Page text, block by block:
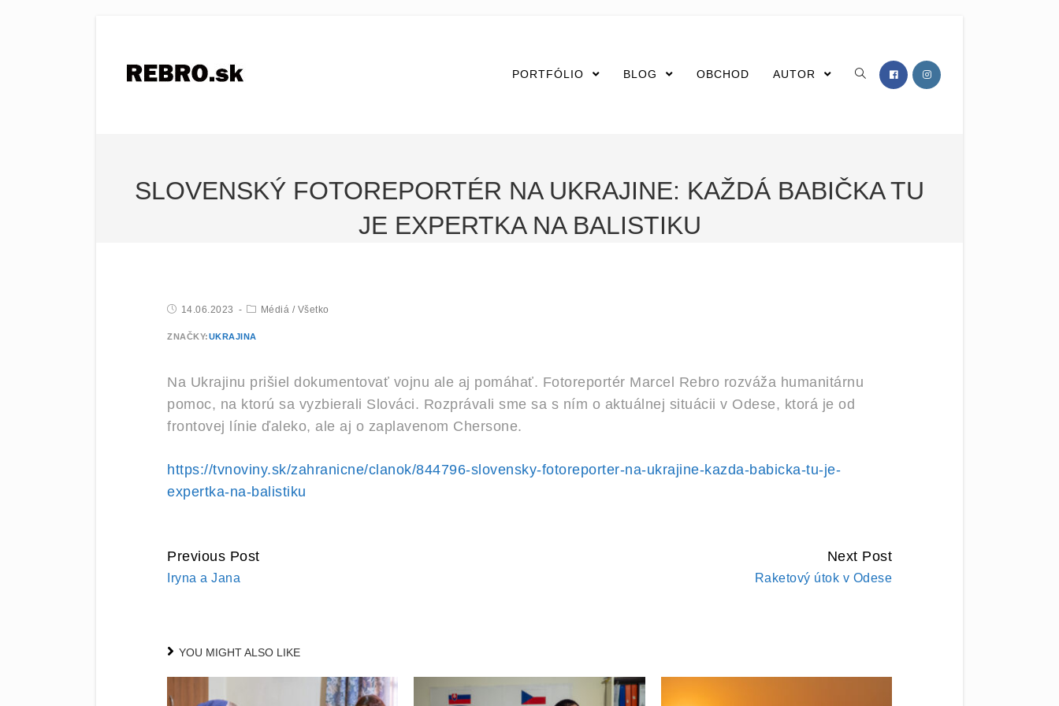
PORTFÓLIO BLOG OBCHOD AUTOR
SLOVENSKÝ FOTOREPORTÉR NA UKRAJINE: KAŽDÁ BABIČKA TU
JE EXPERTKA NA BALISTIKU
14.06.2023 Médiá / Všetko
ZNAČKY:UKRAJINA
Na Ukrajinu prišiel dokumentovať vojnu ale aj pomáhať. Fotoreportér Marcel Rebro rozváža humanitárnu
pomoc, na ktorú sa vyzbierali Slováci. Rozprávali sme sa s ním o aktuálnej situácii v Odese, ktorá je od
frontovej línie ďaleko, ale aj o zaplavenom Chersone.
https://tvnoviny.sk/zahranicne/clanok/844796-slovensky-fotoreporter-na-ukrajine-kazda-babicka-tu-je-
expertka-na-balistiku
CONTINUE
READING
Previous Post
Iryna a Jana
Next Post
Raketový útok v Odese
YOU MIGHT ALSO LIKE